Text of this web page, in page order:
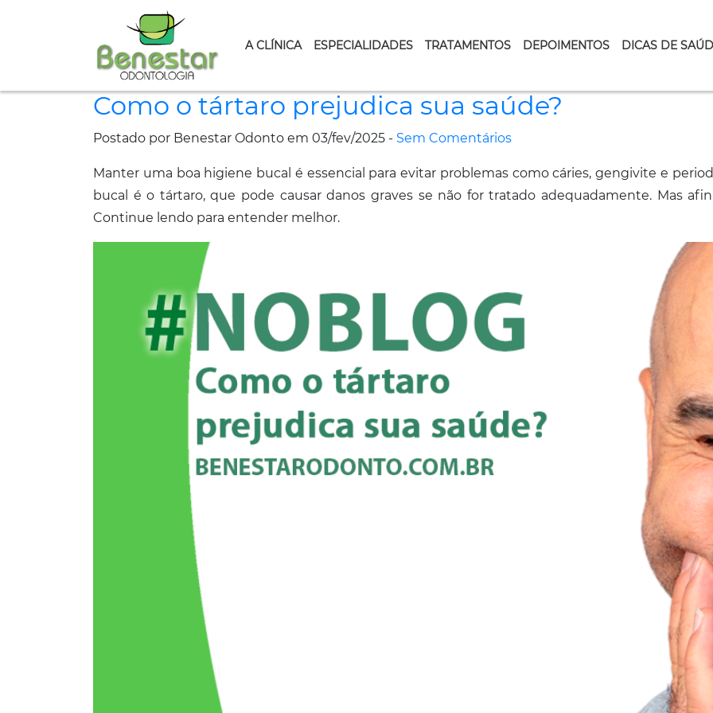
A CLÍNICA ESPECIALIDADES TRATAMENTOS DEPOIMENTOS DICAS DE
Como o tártaro prejudica sua saúde?
Postado por Benestar Odonto em 03/fev/2025 - Sem Comentários
Manter uma boa higiene bucal é essencial para evitar problemas como cáries, gengivite e
bucal é o tártaro, que pode causar danos graves se não for tratado adequadamente. Mas
Continue lendo para entender melhor.